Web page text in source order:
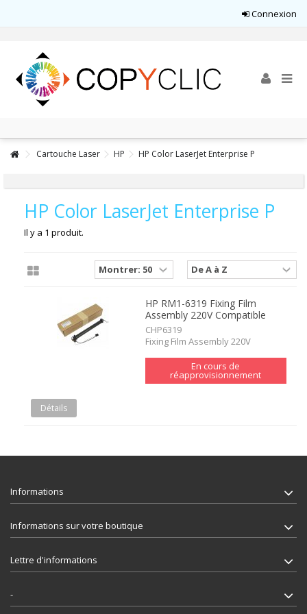
Connexion
Cartouche Laser HP HP Color LaserJet Enterprise P
HP Color LaserJet Enterprise P
Il y a 1 produit.
HP RM1-6319 Fixing Film
Assembly 220V Compatible
CHP6319
Fixing Film Assembly 220V
En cours de
réapprovisionnement
Détails
Informations
Informations sur votre boutique
Lettre d'informations
-